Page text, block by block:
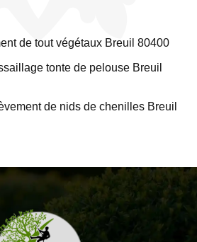
de tout végétaux Breuil 80400
tonte de pelouse Breuil
de nids de chenilles Breuil